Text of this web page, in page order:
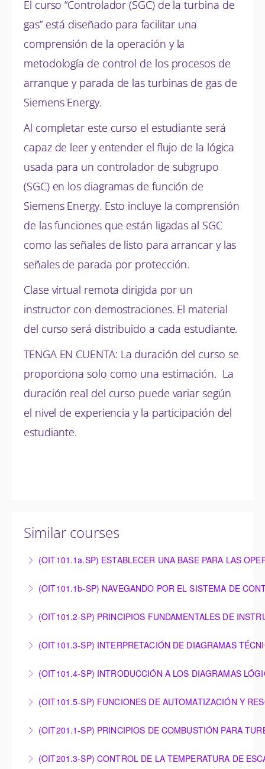
El curso “Controlador (SGC) de la turbina de
gas” está diseñado para facilitar una
comprensión de la operación y la
metodología de control de los procesos de
arranque y parada de las turbinas de gas de
Siemens Energy.
Al completar este curso el estudiante será
capaz de leer y entender el flujo de la lógica
usada para un controlador de subgrupo
(SGC) en los diagramas de función de
Siemens Energy. Esto incluye la comprensión
de las funciones que están ligadas al SGC
como las señales de listo para arrancar y las
señales de parada por protección.
Clase virtual remota dirigida por un
instructor con demostraciones. El material
del curso será distribuido a cada estudiante.
TENGA EN CUENTA: La duración del curso se
proporciona solo como una estimación. La
duración real del curso puede variar según
el nivel de experiencia y la participación del
estudiante.
Similar courses
(OIT101.1a.SP) ESTABLECER UNA BASE PARA LAS
SINOPSIS DEL HARDWARE BÁSICO OMNIVISE-T3000
More Information
(OIT101.1b-SP) NAVEGANDO POR EL SISTEMA DE
OMNIVISE-T3000
More Information
(OIT101.2-SP) PRINCIPIOS FUNDAMENTALES DE
INSTRUMENTACIÓN
More Information
(OIT101.3-SP) INTERPRETACIÓN DE DIAGRAMAS
(OIT101.4-SP) INTRODUCCIÓN A LOS DIAGRAMAS
(OIT101.5-SP) FUNCIONES DE AUTOMATIZACIÓN Y
DE PROBLEMAS – OMNIVISE-T3000
More Information
(OIT201.1-SP) PRINCIPIOS DE COMBUSTIÓN PARA
GAS SIEMENS
(OIT201.3-SP) CONTROL DE LA TEMPERATURA DE